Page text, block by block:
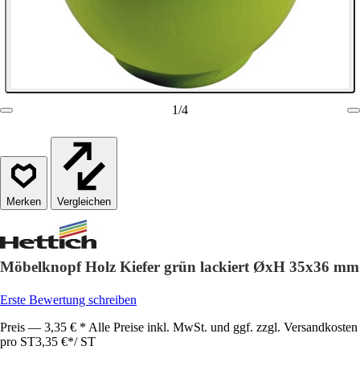
1/4
Vergleichen
Möbelknopf Holz Kiefer grün lackiert ØxH 35x36 mm
Erste Bewertung schreiben
Preis — 3,35 € * Alle Preise inkl. MwSt. und ggf. zzgl. Versandkosten
pro ST3,35 €*/ ST